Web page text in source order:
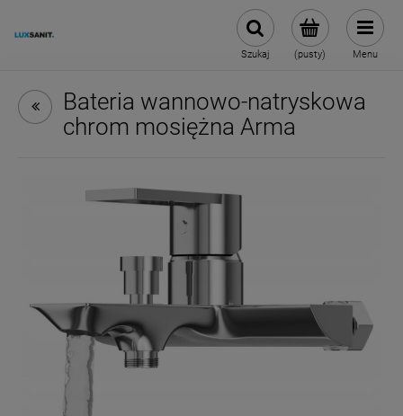
(pusty)
Szukaj Menu
Bateria wannowo-natryskowa
chrom mosiężna Arma